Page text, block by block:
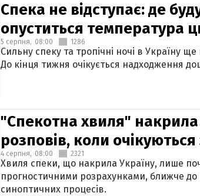
Спека не відступає: де
опуститься температура
5 серпня, 08:00 1286
Сильну спеку та тропічні ночі в Україну
До кінця тижня очікується надходження
"Спекотна хвиля"
розповів, коли очікуються
4 серпня, 08:00 2321
Хвиля спеки, що накрила Україну, лише
прогностичними розрахунками, ближче до
синоптичних процесів.